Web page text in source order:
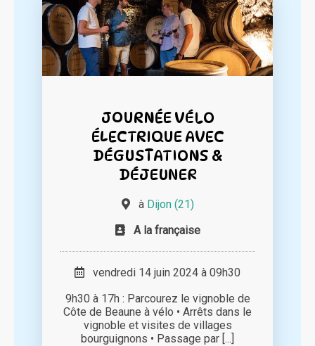
JOURNÉE VÉLO
ÉLECTRIQUE AVEC
DÉGUSTATIONS &
DÉJEUNER
à Dijon (21)
A la française
vendredi 14 juin 2024 à 09h30
9h30 à 17h : Parcourez le vignoble de
Côte de Beaune à vélo • Arrêts dans le
vignoble et visites de villages
bourguignons • Passage par [...]